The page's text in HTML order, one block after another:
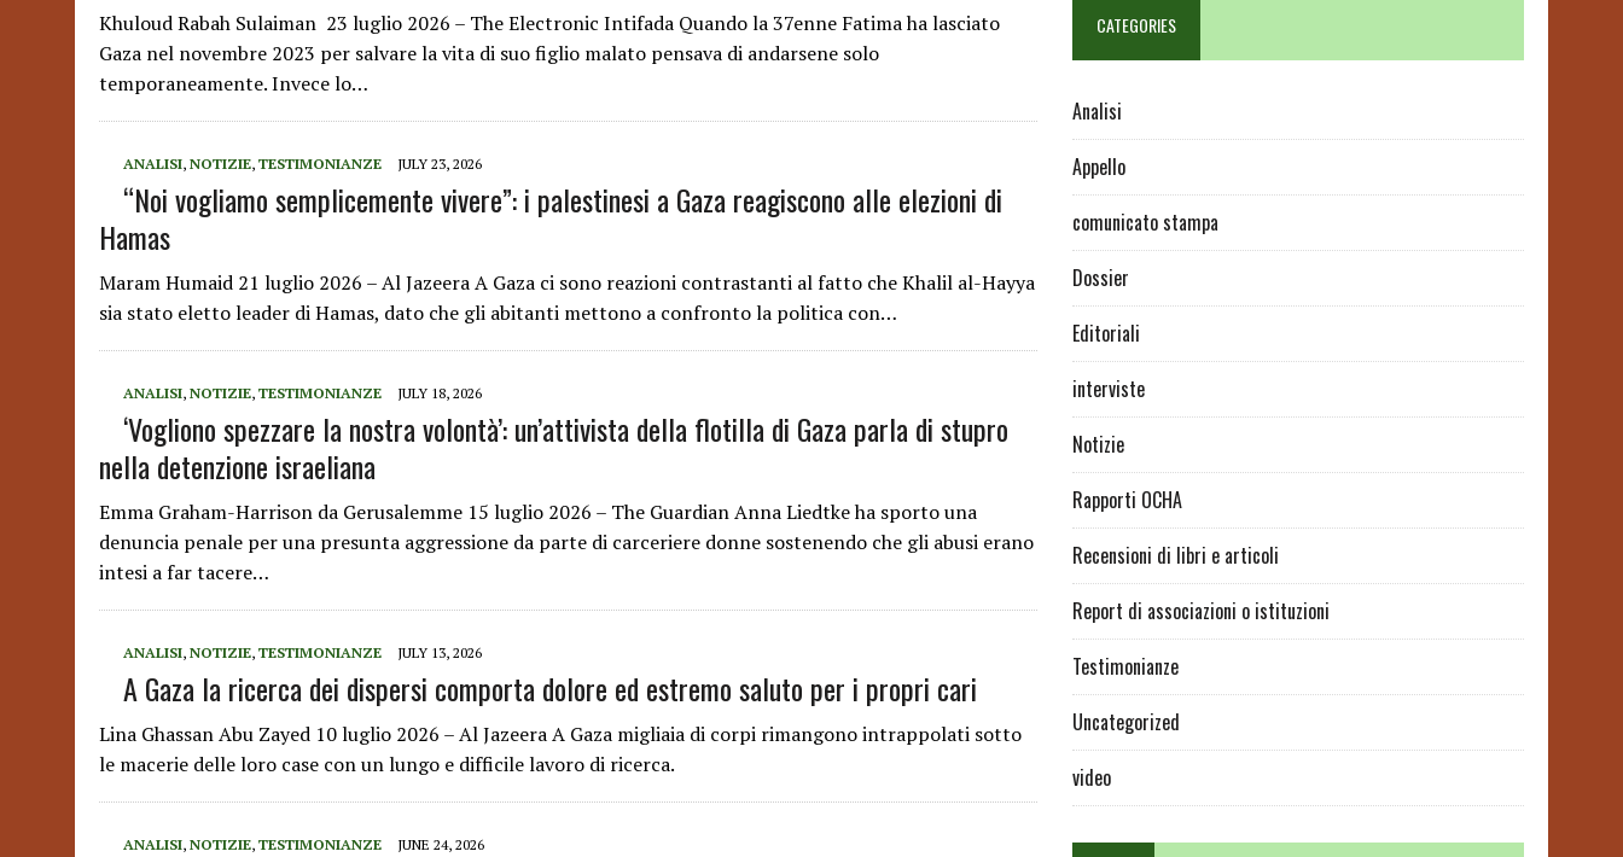
Khuloud Rabah Sulaiman 23 luglio 2026 – The Electronic Intifada Quando la 37enne Fatima ha lasciato
Gaza nel novembre 2023 per salvare la vita di suo figlio malato pensava di andarsene solo
temporaneamente. Invece lo…
ANALISI, NOTIZIE, TESTIMONIANZE JULY 23, 2026
“Noi vogliamo semplicemente vivere”: i palestinesi a Gaza reagiscono alle elezioni di
Hamas
Maram Humaid 21 luglio 2026 – Al Jazeera A Gaza ci sono reazioni contrastanti al fatto che Khalil al-Hayya
sia stato eletto leader di Hamas, dato che gli abitanti mettono a confronto la politica con…
ANALISI, NOTIZIE, TESTIMONIANZE JULY 18, 2026
‘Vogliono spezzare la nostra volontà’: un’attivista della flotilla di Gaza parla di stupro
nella detenzione israeliana
Emma Graham-Harrison da Gerusalemme 15 luglio 2026 – The Guardian Anna Liedtke ha sporto una
denuncia penale per una presunta aggressione da parte di carceriere donne sostenendo che gli abusi erano
intesi a far tacere…
ANALISI, NOTIZIE, TESTIMONIANZE JULY 13, 2026
A Gaza la ricerca dei dispersi comporta dolore ed estremo saluto per i propri cari
Lina Ghassan Abu Zayed 10 luglio 2026 – Al Jazeera A Gaza migliaia di corpi rimangono intrappolati sotto
le macerie delle loro case con un lungo e difficile lavoro di ricerca.
ANALISI, NOTIZIE, TESTIMONIANZE JUNE 24, 2026
CATEGORIES
Analisi
Appello
comunicato stampa
Dossier
Editoriali
interviste
Notizie
Rapporti OCHA
Recensioni di libri e articoli
Report di associazioni o istituzioni
Testimonianze
Uncategorized
video